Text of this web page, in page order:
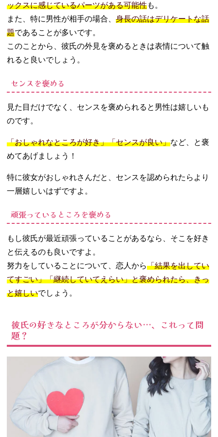
ックスに感じているパーツがある可能性も。
また、特に男性が相手の場合、 身長の話はデリケートな話
題であることが多いです。
このことから、彼氏の外見を褒めるときは表情について触
れると良いでしょう。
センスを褒める
見た目だけでなく、センスを褒められると男性は嬉しいも
のです。
「おしゃれなところが好き」「センスが良い」など、と褒
めてあげましょう！
特に彼女がおしゃれさんだと、センスを認められたらより
一層嬉しいはずですよ。
頑張っているところを褒める
もし彼氏が最近頑張っていることがあるなら、そこを好き
と伝えるのも良いですよ。
努力をしていることについて、恋人から「結果を出してい
てすごい」「継続していてえらい」と褒められたら、きっ
と嬉しいでしょう。
彼氏の好きなところが分からない…、これって問
題？